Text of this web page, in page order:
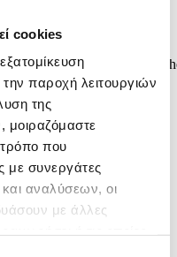
cookies
παροχή λειτουργιών
της
μοιραζόμαστε
που
με συνεργάτες
αναλύσεων, οι
με άλλες
(R) kicks a rugby football at
2026. The royal couple is
March 2026. EPA/JAMES
OUT